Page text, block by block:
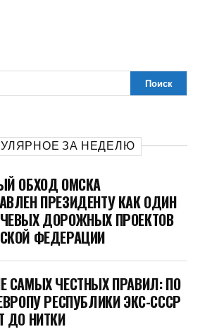
ЗА НЕДЕЛЮ
ОБХОД ОМСКА
ПРЕЗИДЕНТУ КАК ОДИН
ДОРОЖНЫХ ПРОЕКТОВ
ФЕДЕРАЦИИ
САМЫХ ЧЕСТНЫХ ПРАВИЛ: ПО
РЕСПУБЛИКИ ЭКС-СССР
ДО НИТКИ